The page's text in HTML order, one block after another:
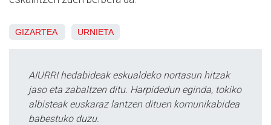
GIZARTEA URNIETA
AIURRI hedabideak eskualdeko nortasun hitzak
jaso eta zabaltzen ditu. Harpidedun eginda, tokiko
albisteak euskaraz lantzen dituen komunikabidea
babestuko duzu.